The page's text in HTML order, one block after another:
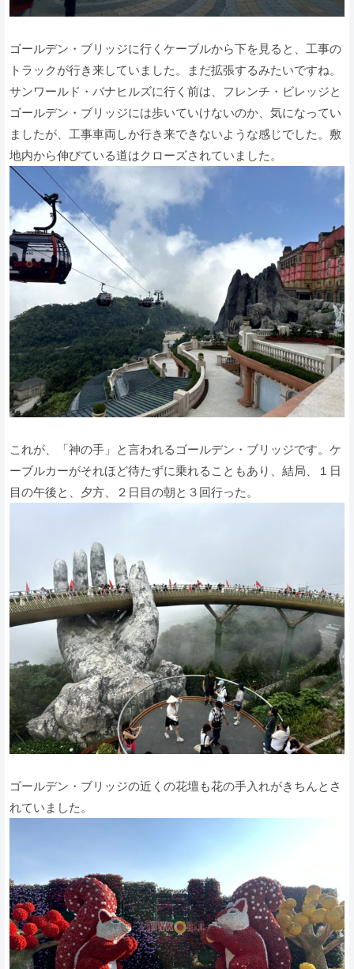
ゴールデン・ブリッジに行くケーブルから下を見ると、工事の
トラックが行き来していました。まだ拡張するみたいですね。
サンワールド・バナヒルズに行く前は、フレンチ・ビレッジと
ゴールデン・ブリッジには歩いていけないのか、気になってい
ましたが、工事車両しか行き来できないような感じでした。敷
地内から伸びている道はクローズされていました。
これが、「神の手」と言われるゴールデン・ブリッジです。ケ
ーブルカーがそれほど待たずに乗れることもあり、結局、１日
目の午後と、夕方、２日目の朝と３回行った。
ゴールデン・ブリッジの近くの花壇も花の手入れがきちんとさ
れていました。